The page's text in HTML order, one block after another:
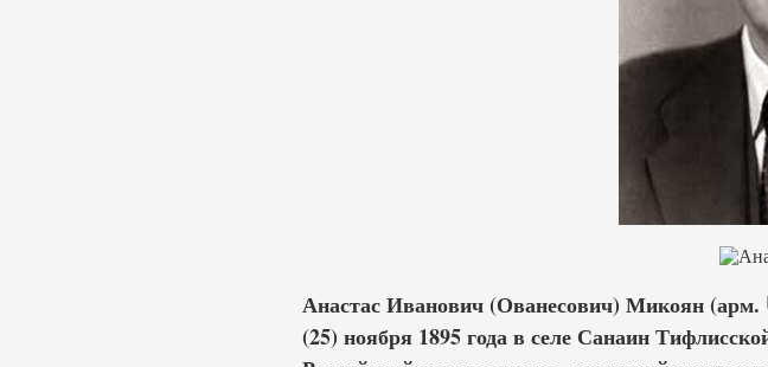
Анастас Иванович (Ованесович) Микоян
(25) ноября 1895 года в селе Санаин